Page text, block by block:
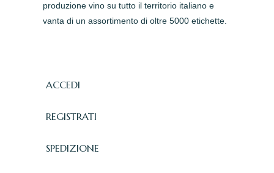
produzione vino su tutto il territorio italiano e
vanta di un assortimento di oltre 5000 etichette.
ACCEDI
REGISTRATI
SPEDIZIONE